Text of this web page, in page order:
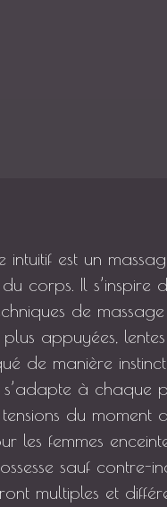
intuitif est un
du corps. Il s’inspire
de
appuyées,
de manière
s’adapte à chaque
tensions du moment
les femmes
sauf contre-
multiples et